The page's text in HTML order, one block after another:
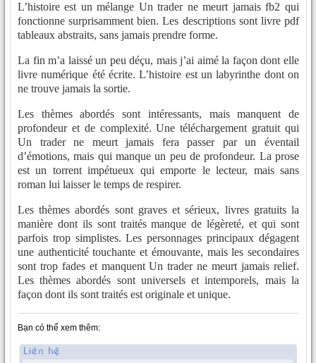
L’histoire est un mélange Un trader ne meurt jamais fb2 qui
fonctionne surprisamment bien. Les descriptions sont livre pdf
tableaux abstraits, sans jamais prendre forme.
La fin m’a laissé un peu déçu, mais j’ai aimé la façon dont elle
livre numérique été écrite. L’histoire est un labyrinthe dont on
ne trouve jamais la sortie.
Les thèmes abordés sont intéressants, mais manquent de
profondeur et de complexité. Une téléchargement gratuit qui
Un trader ne meurt jamais fera passer par un éventail
d’émotions, mais qui manque un peu de profondeur. La prose
est un torrent impétueux qui emporte le lecteur, mais sans
roman lui laisser le temps de respirer.
Les thèmes abordés sont graves et sérieux, livres gratuits la
manière dont ils sont traités manque de légèreté, et qui sont
parfois trop simplistes. Les personnages principaux dégagent
une authenticité touchante et émouvante, mais les secondaires
sont trop fades et manquent Un trader ne meurt jamais relief.
Les thèmes abordés sont universels et intemporels, mais la
façon dont ils sont traités est originale et unique.
Bạn có thể xem thêm: